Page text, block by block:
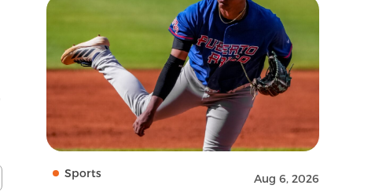
Sports Aug 6, 2026